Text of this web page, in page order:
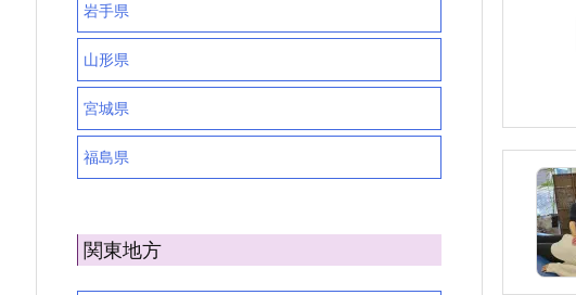
岩手県
山形県
宮城県
福島県
関東地方